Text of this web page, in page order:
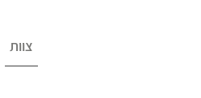
צוות